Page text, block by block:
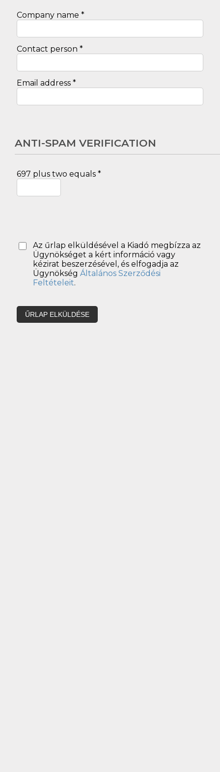
Company name *
Contact person *
Email address *
ANTI-SPAM VERIFICATION
697 plus two equals *
Az űrlap elküldésével a Kiadó megbízza az
Ügynökséget a kért információ vagy
kézirat beszerzésével, és elfogadja az
Ügynökség Általános Szerződési
Feltételeit.
ŰRLAP ELKÜLDÉSE